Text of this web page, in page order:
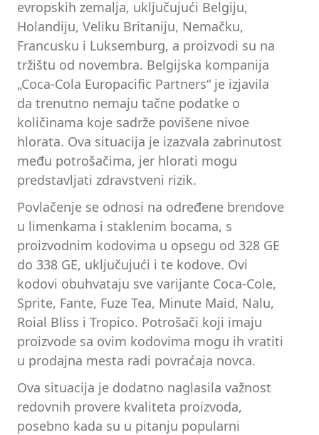
evropskih zemalja, uključujući Belgiju,
Holandiju, Veliku Britaniju, Nemačku,
Francusku i Luksemburg, a proizvodi su na
tržištu od novembra. Belgijska kompanija
„Coca-Cola Europacific Partners“ je izjavila
da trenutno nemaju tačne podatke o
količinama koje sadrže povišene nivoe
hlorata. Ova situacija je izazvala zabrinutost
među potrošačima, jer hlorati mogu
predstavljati zdravstveni rizik.
Povlačenje se odnosi na određene brendove
u limenkama i staklenim bocama, s
proizvodnim kodovima u opsegu od 328 GE
do 338 GE, uključujući i te kodove. Ovi
kodovi obuhvataju sve varijante Coca-Cole,
Sprite, Fante, Fuze Tea, Minute Maid, Nalu,
Roial Bliss i Tropico. Potrošači koji imaju
proizvode sa ovim kodovima mogu ih vratiti
u prodajna mesta radi povraćaja novca.
Ova situacija je dodatno naglasila važnost
redovnih provere kvaliteta proizvoda,
posebno kada su u pitanju popularni